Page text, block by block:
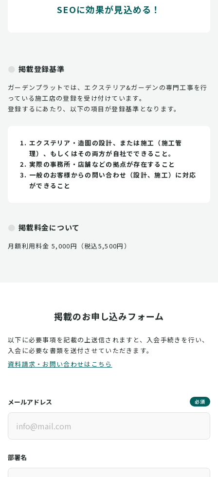
SEOに効果が見込める！
掲載登録基準
ガーデンプラットでは、エクステリア&ガーデンの専門工事を行
っている施工店の登録を受け付けています。
登録するにあたり、以下の項目が登録基準となります。
エクステリア・造園の設計、または施工（施工管
理）、もしくはその両方が自社でできること。
実際の事務所・店舗などの拠点が存在すること
一般のお客様からの問い合わせ（設計、施工）に対応
ができること
掲載料金について
月額利用料金 5,000円（税込5,500円）
掲載のお申し込みフォーム
以下に必要事項を記載の上送信されますと、入会手続きを行い、
入会に必要な書類を送付させていただきます。
資料請求・お問い合わせはこちら
メールアドレス 必須
部署名